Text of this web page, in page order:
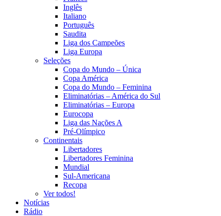
Inglês
Italiano
Português
Saudita
Liga dos Campeões
Liga Europa
Seleções
Copa do Mundo – Única
Copa América
Copa do Mundo – Feminina
Eliminatórias – América do Sul
Eliminatórias – Europa
Eurocopa
Liga das Nações A
Pré-Olímpico
Continentais
Libertadores
Libertadores Feminina
Mundial
Sul-Americana
Recopa
Ver todos!
Notícias
Rádio